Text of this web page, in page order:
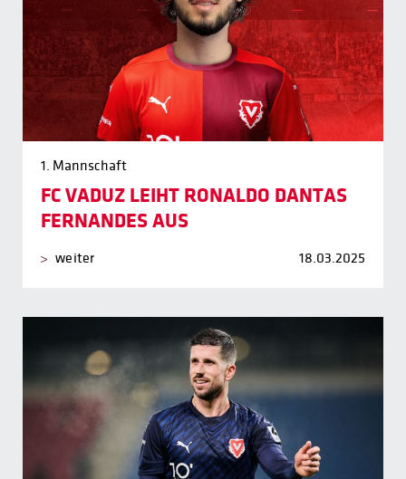
1. Mannschaft
FC VADUZ LEIHT RONALDO DANTAS
FERNANDES AUS
weiter 18.03.2025